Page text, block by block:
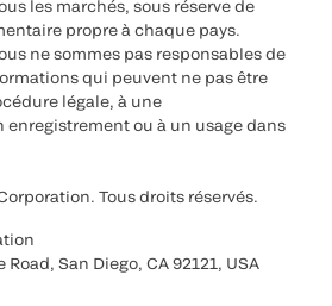
les marchés, sous réserve de
propre à chaque pays.
ne sommes pas responsables de
qui peuvent ne pas être
légale, à une
enregistrement ou à un usage dans
Tous droits réservés.
San Diego, CA 92121, USA